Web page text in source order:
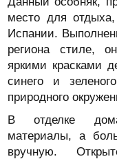
место для
Испании.
региона стиле,
яркими красками
синего и
природного
В отделке
материалы, а
вручную.